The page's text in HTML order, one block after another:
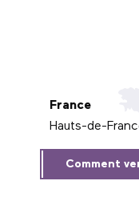
France
Hauts-de-
Comment